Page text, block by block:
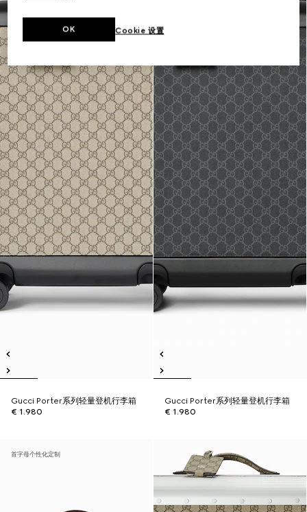
Gucci Porter系列轻量登机行李箱
€ 1.980
Gucci Porter系列轻量登机行李箱
€ 1.980
首字母个性化定制
Cookie 设置
OK